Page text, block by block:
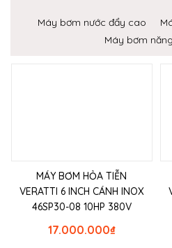
Máy bơm nước đẩy cao
Máy bơm
MÁY BƠM HỎA TIỄN
VERATTI 6 INCH CÁNH INOX
46SP30-08 10HP 380V
₫
17.000.000